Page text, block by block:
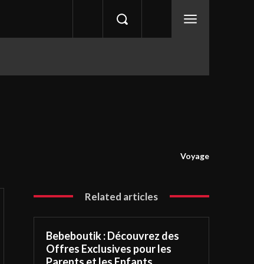
Voyage
Related articles
Bebeboutik : Découvrez des
Offres Exclusives pour les